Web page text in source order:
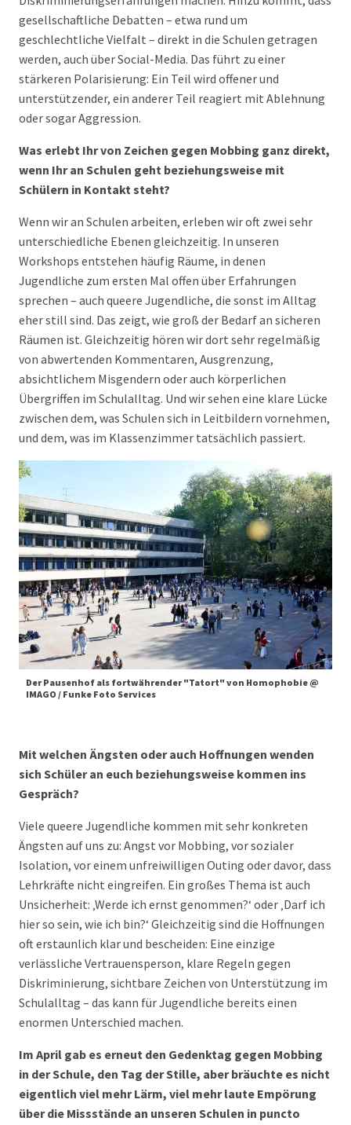
gesellschaftliche Debatten – etwa rund um
geschlechtliche Vielfalt – direkt in die Schulen getragen
werden, auch über Social-Media. Das führt zu einer
stärkeren Polarisierung: Ein Teil wird offener und
unterstützender, ein anderer Teil reagiert mit Ablehnung
oder sogar Aggression.
Was erlebt Ihr von Zeichen gegen Mobbing ganz direkt,
wenn Ihr an Schulen geht beziehungsweise mit
Schülern in Kontakt steht?
Wenn wir an Schulen arbeiten, erleben wir oft zwei sehr
unterschiedliche Ebenen gleichzeitig. In unseren
Workshops entstehen häufig Räume, in denen
Jugendliche zum ersten Mal offen über Erfahrungen
sprechen – auch queere Jugendliche, die sonst im Alltag
eher still sind. Das zeigt, wie groß der Bedarf an sicheren
Räumen ist. Gleichzeitig hören wir dort sehr regelmäßig
von abwertenden Kommentaren, Ausgrenzung,
absichtlichem Misgendern oder auch körperlichen
Übergriffen im Schulalltag. Und wir sehen eine klare Lücke
zwischen dem, was Schulen sich in Leitbildern vornehmen,
und dem, was im Klassenzimmer tatsächlich passiert.
Der Pausenhof als fortwährender "Tatort" von Homophobie @
IMAGO / Funke Foto Services
Mit welchen Ängsten oder auch Hoffnungen wenden
sich Schüler an euch beziehungsweise kommen ins
Gespräch?
Viele queere Jugendliche kommen mit sehr konkreten
Ängsten auf uns zu: Angst vor Mobbing, vor sozialer
Isolation, vor einem unfreiwilligen Outing oder davor, dass
Lehrkräfte nicht eingreifen. Ein großes Thema ist auch
Unsicherheit: ‚Werde ich ernst genommen?‘ oder ‚Darf ich
hier so sein, wie ich bin?‘ Gleichzeitig sind die Hoffnungen
oft erstaunlich klar und bescheiden: Eine einzige
verlässliche Vertrauensperson, klare Regeln gegen
Diskriminierung, sichtbare Zeichen von Unterstützung im
Schulalltag – das kann für Jugendliche bereits einen
enormen Unterschied machen.
Im April gab es erneut den Gedenktag gegen Mobbing
in der Schule, den Tag der Stille, aber bräuchte es nicht
eigentlich viel mehr Lärm, viel mehr laute Empörung
über die Missstände an unseren Schulen in puncto